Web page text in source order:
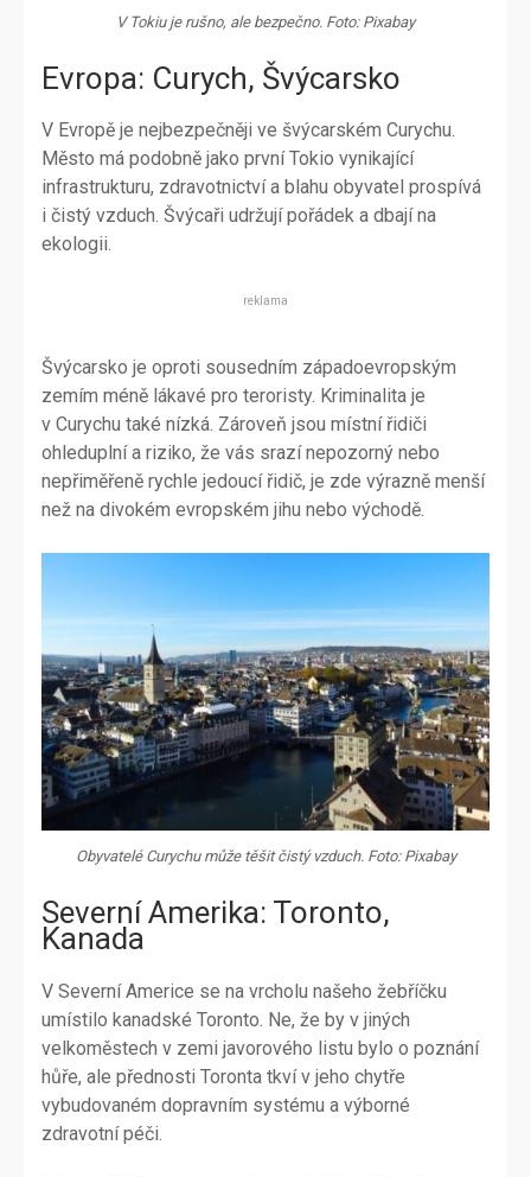
V Tokiu je rušno, ale bezpečno. Foto: Pixabay
Evropa: Curych, Švýcarsko
V Evropě je nejbezpečněji ve švýcarském Curychu.
Město má podobně jako první Tokio vynikající
infrastrukturu, zdravotnictví a blahu obyvatel prospívá
i čistý vzduch. Švýcaři udržují pořádek a dbají na
ekologii.
reklama
Švýcarsko je oproti sousedním západoevropským
zemím méně lákavé pro teroristy. Kriminalita je
v Curychu také nízká. Zároveň jsou místní řidiči
ohleduplní a riziko, že vás srazí nepozorný nebo
nepřiměřeně rychle jedoucí řidič, je zde výrazně menší
než na divokém evropském jihu nebo východě.
Obyvatelé Curychu může těšit čistý vzduch. Foto: Pixabay
Severní Amerika: Toronto,
Kanada
V Severní Americe se na vrcholu našeho žebříčku
umístilo kanadské Toronto. Ne, že by v jiných
velkoměstech v zemi javorového listu bylo o poznání
hůře, ale přednosti Toronta tkví v jeho chytře
vybudovaném dopravním systému a výborné
zdravotní péči.